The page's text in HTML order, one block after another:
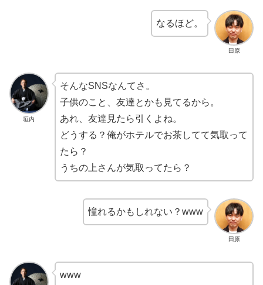
田原
なるほど。
垣内
そんなSNSなんてさ。
子供のこと、友達とかも見てるから。
あれ、友達見たら引くよね。
どうする？俺がホテルでお茶してて気取って
たら？
うちの上さんが気取ってたら？
田原
憧れるかもしれない？www
www